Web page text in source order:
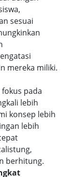
sesuai
mereka miliki.
pada
lebih
konsep lebih
lebih
berhitung.